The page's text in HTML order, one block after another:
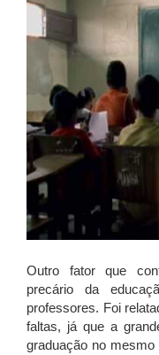
Outro fator que
precário da
professores. Foi
faltas, já que a
graduação no